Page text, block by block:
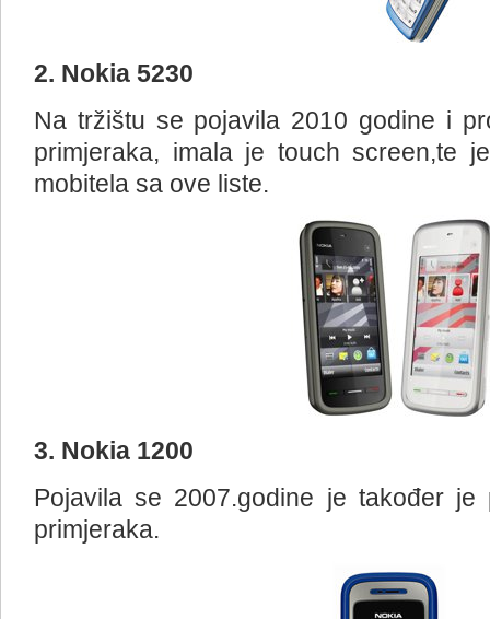
2. Nokia 5230
Na tržištu se pojavila 2010 godine i
primjeraka, imala je touch screen,te
mobitela sa ove liste.
3. Nokia 1200
Pojavila se 2007.godine je također
primjeraka.